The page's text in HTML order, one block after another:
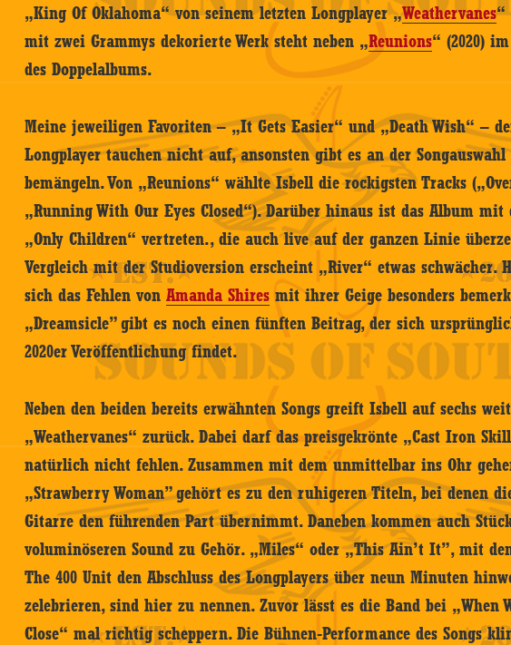
„King Of Oklahoma“ von seinem letzten Longplayer „Weathervanes“
mit zwei Grammys dekorierte Werk steht neben „Reunions“ (2020)
des Doppelalbums.
Meine jeweiligen Favoriten – „It Gets Easier“ und „Death Wish“ –
Longplayer tauchen nicht auf, ansonsten gibt es an der
bemängeln. Von „Reunions“ wählte Isbell die rockigsten Tracks
„Running With Our Eyes Closed“). Darüber hinaus ist das Album mit
„Only Children“ vertreten., die auch live auf der ganzen Linie
Vergleich mit der Studioversion erscheint „River“ etwas schwächer.
sich das Fehlen vonAmanda Shires mit ihrer Geige besonders
„Dreamsicle” gibt es noch einen fünften Beitrag, der sich
2020er Veröffentlichung findet.
Neben den beiden bereits erwähnten Songs greift Isbell auf sechs
„Weathervanes“ zurück. Dabei darf das preisgekrönte „Cast Iron
natürlich nicht fehlen. Zusammen mit dem unmittelbar ins Ohr
„Strawberry Woman” gehört es zu den ruhigeren Titeln, bei denen
Gitarre den führenden Part übernimmt. Daneben kommen auch
voluminöseren Sound zu Gehör. „Miles“ oder „This Ain’t It”, mit
The 400 Unit den Abschluss des Longplayers über neun Minuten
zelebrieren, sind hier zu nennen. Zuvor lässt es die Band bei „When
Close“ mal richtig scheppern. Die Bühnen-Performance des Songs